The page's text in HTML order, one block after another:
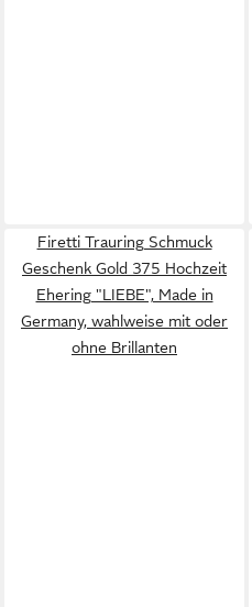
Firetti Trauring Schmuck
Geschenk Gold 375 Hochzeit
Ehering "LIEBE", Made in
Germany, wahlweise mit oder
ohne Brillanten